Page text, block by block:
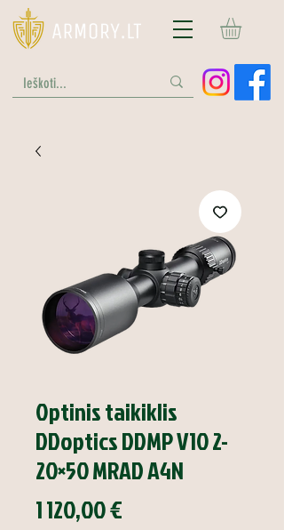
Optinis taikiklis
DDoptics DDMP V10 2-
20×50 MRAD A4N
1 120,00 €Price